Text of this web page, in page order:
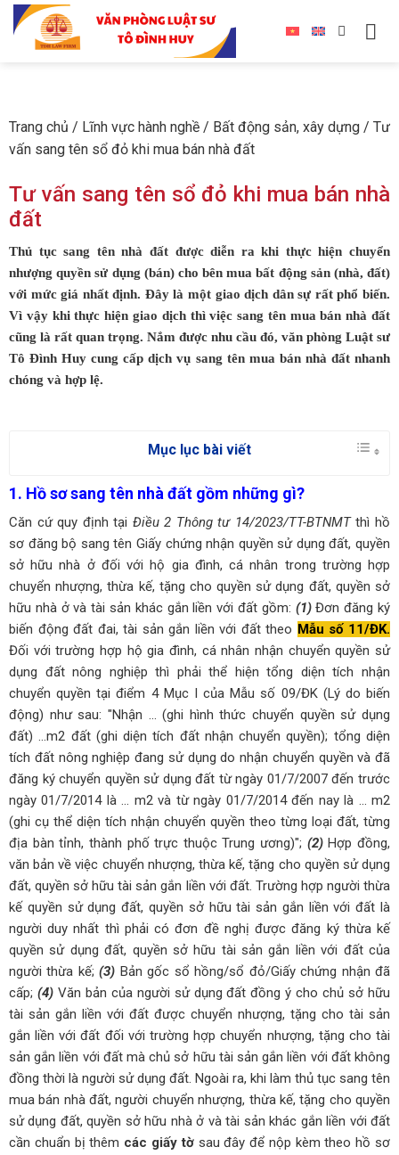
Trang chủ / Lĩnh vực hành nghề / Bất động sản, xây dựng / Tư
vấn sang tên sổ đỏ khi mua bán nhà đất
Tư vấn sang tên sổ đỏ khi mua bán nhà
đất
Thủ tục sang tên nhà đất được diễn ra khi thực hiện chuyển
nhượng quyền sử dụng (bán) cho bên mua bất động sản (nhà, đất)
với mức giá nhất định. Đây là một giao dịch dân sự rất phổ biến.
Vì vậy khi thực hiện giao dịch thì việc sang tên mua bán nhà đất
cũng là rất quan trọng. Nắm được nhu cầu đó, văn phòng Luật sư
Tô Đình Huy cung cấp dịch vụ sang tên mua bán nhà đất nhanh
chóng và hợp lệ.
Mục lục bài viết
1. Hồ sơ sang tên nhà đất gồm những gì?
Căn cứ quy định tại Điều 2 Thông tư 14/2023/TT-BTNMTthì hồ
sơ đăng bộ sang tên Giấy chứng nhận quyền sử dụng đất, quyền
sở hữu nhà ở đối với hộ gia đình, cá nhân trong trường hợp
chuyển nhượng, thừa kế, tặng cho quyền sử dụng đất, quyền sở
hữu nhà ở và tài sản khác gắn liền với đất gồm: (1)Đơn đăng ký
biến động đất đai, tài sản gắn liền với đất theo Mẫu số 11/ĐK.
Đối với trường hợp hộ gia đình, cá nhân nhận chuyển quyền sử
dụng đất nông nghiệp thì phải thể hiện tổng diện tích nhận
chuyển quyền tại điểm 4 Mục I của Mẫu số 09/ĐK (Lý do biến
động) như sau: "Nhận ... (ghi hình thức chuyển quyền sử dụng
đất) ...m2 đất (ghi diện tích đất nhận chuyển quyền); tổng diện
tích đất nông nghiệp đang sử dụng do nhận chuyển quyền và đã
đăng ký chuyển quyền sử dụng đất từ ngày 01/7/2007 đến trước
ngày 01/7/2014 là ... m2 và từ ngày 01/7/2014 đến nay là ... m2
(ghi cụ thể diện tích nhận chuyển quyền theo từng loại đất, từng
địa bàn tỉnh, thành phố trực thuộc Trung ương)"; (2)Hợp đồng,
văn bản về việc chuyển nhượng, thừa kế, tặng cho quyền sử dụng
đất, quyền sở hữu tài sản gắn liền với đất. Trường hợp người thừa
kế quyền sử dụng đất, quyền sở hữu tài sản gắn liền với đất là
người duy nhất thì phải có đơn đề nghị được đăng ký thừa kế
quyền sử dụng đất, quyền sở hữu tài sản gắn liền với đất của
người thừa kế; (3) Bản gốc sổ hồng/sổ đỏ/Giấy chứng nhận đã
cấp; (4)Văn bản của người sử dụng đất đồng ý cho chủ sở hữu
tài sản gắn liền với đất được chuyển nhượng, tặng cho tài sản
gắn liền với đất đối với trường hợp chuyển nhượng, tặng cho tài
sản gắn liền với đất mà chủ sở hữu tài sản gắn liền với đất không
đồng thời là người sử dụng đất. Ngoài ra, khi làm thủ tục sang tên
mua bán nhà đất, người chuyển nhượng, thừa kế, tặng cho quyền
sử dụng đất, quyền sở hữu nhà ở và tài sản khác gắn liền với đất
cần chuẩn bị thêm các giấy tờsau đây để nộp kèm theo hồ sơ